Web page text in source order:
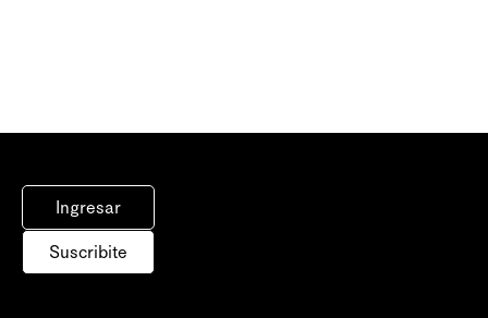
Ingresar
Suscribite